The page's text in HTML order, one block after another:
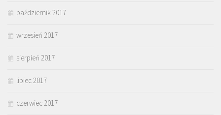
październik 2017
wrzesień 2017
sierpień 2017
lipiec 2017
czerwiec 2017